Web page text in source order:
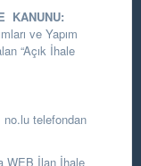
KANUNU:
ve Yapım
“Açık İhale
telefondan
WEB İlan İhale